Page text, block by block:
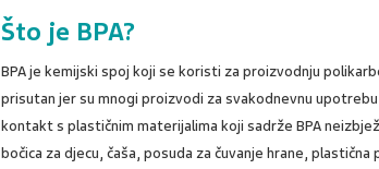
Što je BPA?
BPA je kemijski spoj koji se koristi za proizvodnju
prisutan jer su mnogi proizvodi za svakodnevnu
kontakt s plastičnim materijalima koji sadrže BPA
bočica za djecu, čaša, posuda za čuvanje hrane, plastična